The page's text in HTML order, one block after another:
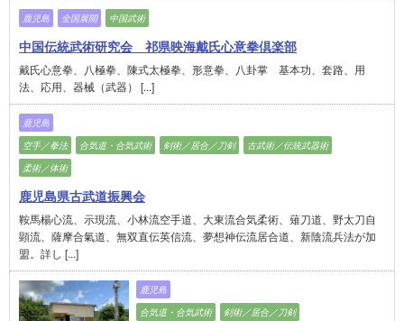
鹿児島 全国展開 中国武術
中国伝統武術研究会 祁県映海戴氏心意拳倶楽部
戴氏心意拳、八極拳、陳式太極拳、形意拳、八卦掌 基本功、套路、用
法、応用、器械（武器） [...]
鹿児島
空手／拳法
合気道・合気武術 剣術／居合／刀剣
古武術／伝統武器術
柔術／体術
鹿児島県古武道振興会
鞍馬楊心流、示現流、小林流空手道、大東流合気柔術、薙刀道、野太刀自
顕流、薩摩合氣道、無双直伝英信流、夢想神伝流居合道、新陰流兵法が加
盟。詳し [...]
鹿児島
合気道・合気武術
剣術／居合／刀剣